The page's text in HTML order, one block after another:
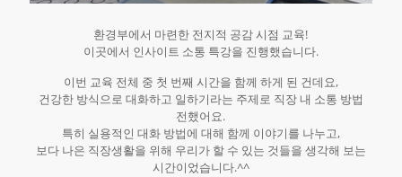
환경부에서 마련한 전지적 공감 시점 교육!
이곳에서 인사이트 소통 특강을 진행했습니다.
이번 교육 전체 중 첫 번째 시간을 함께 하게 된 건데요,
건강한 방식으로 대화하고 일하기라는 주제로 직장 내 소통 방법
전했어요.
특히 실용적인 대화 방법에 대해 함께 이야기를 나누고,
보다 나은 직장생활을 위해 우리가 할 수 있는 것들을 생각해 보는
시간이었습니다.^^